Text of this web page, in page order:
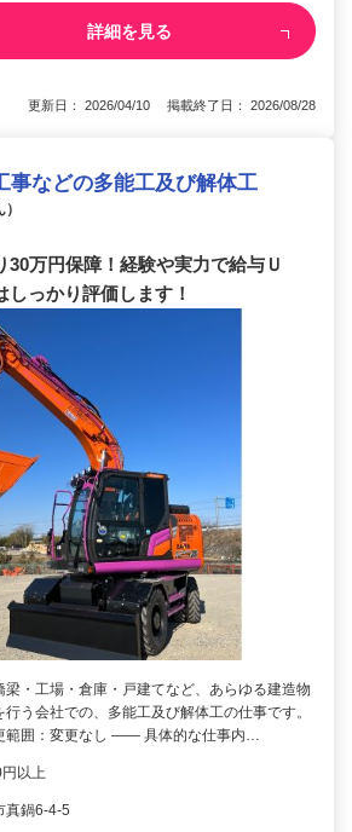
詳細を見る
更新日： 2026/04/10 掲載終了日： 2026/08/28
事などの多能工及び解体工
30万円保障！経験や実力で給与Ｕ
しっかり評価します！
梁・工場・倉庫・戸建てなど、あらゆる建造物
う会社での、多能工及び解体工の仕事です。
範囲：変更なし ―― 具体的な仕事内…
以上
真鍋6-4-5